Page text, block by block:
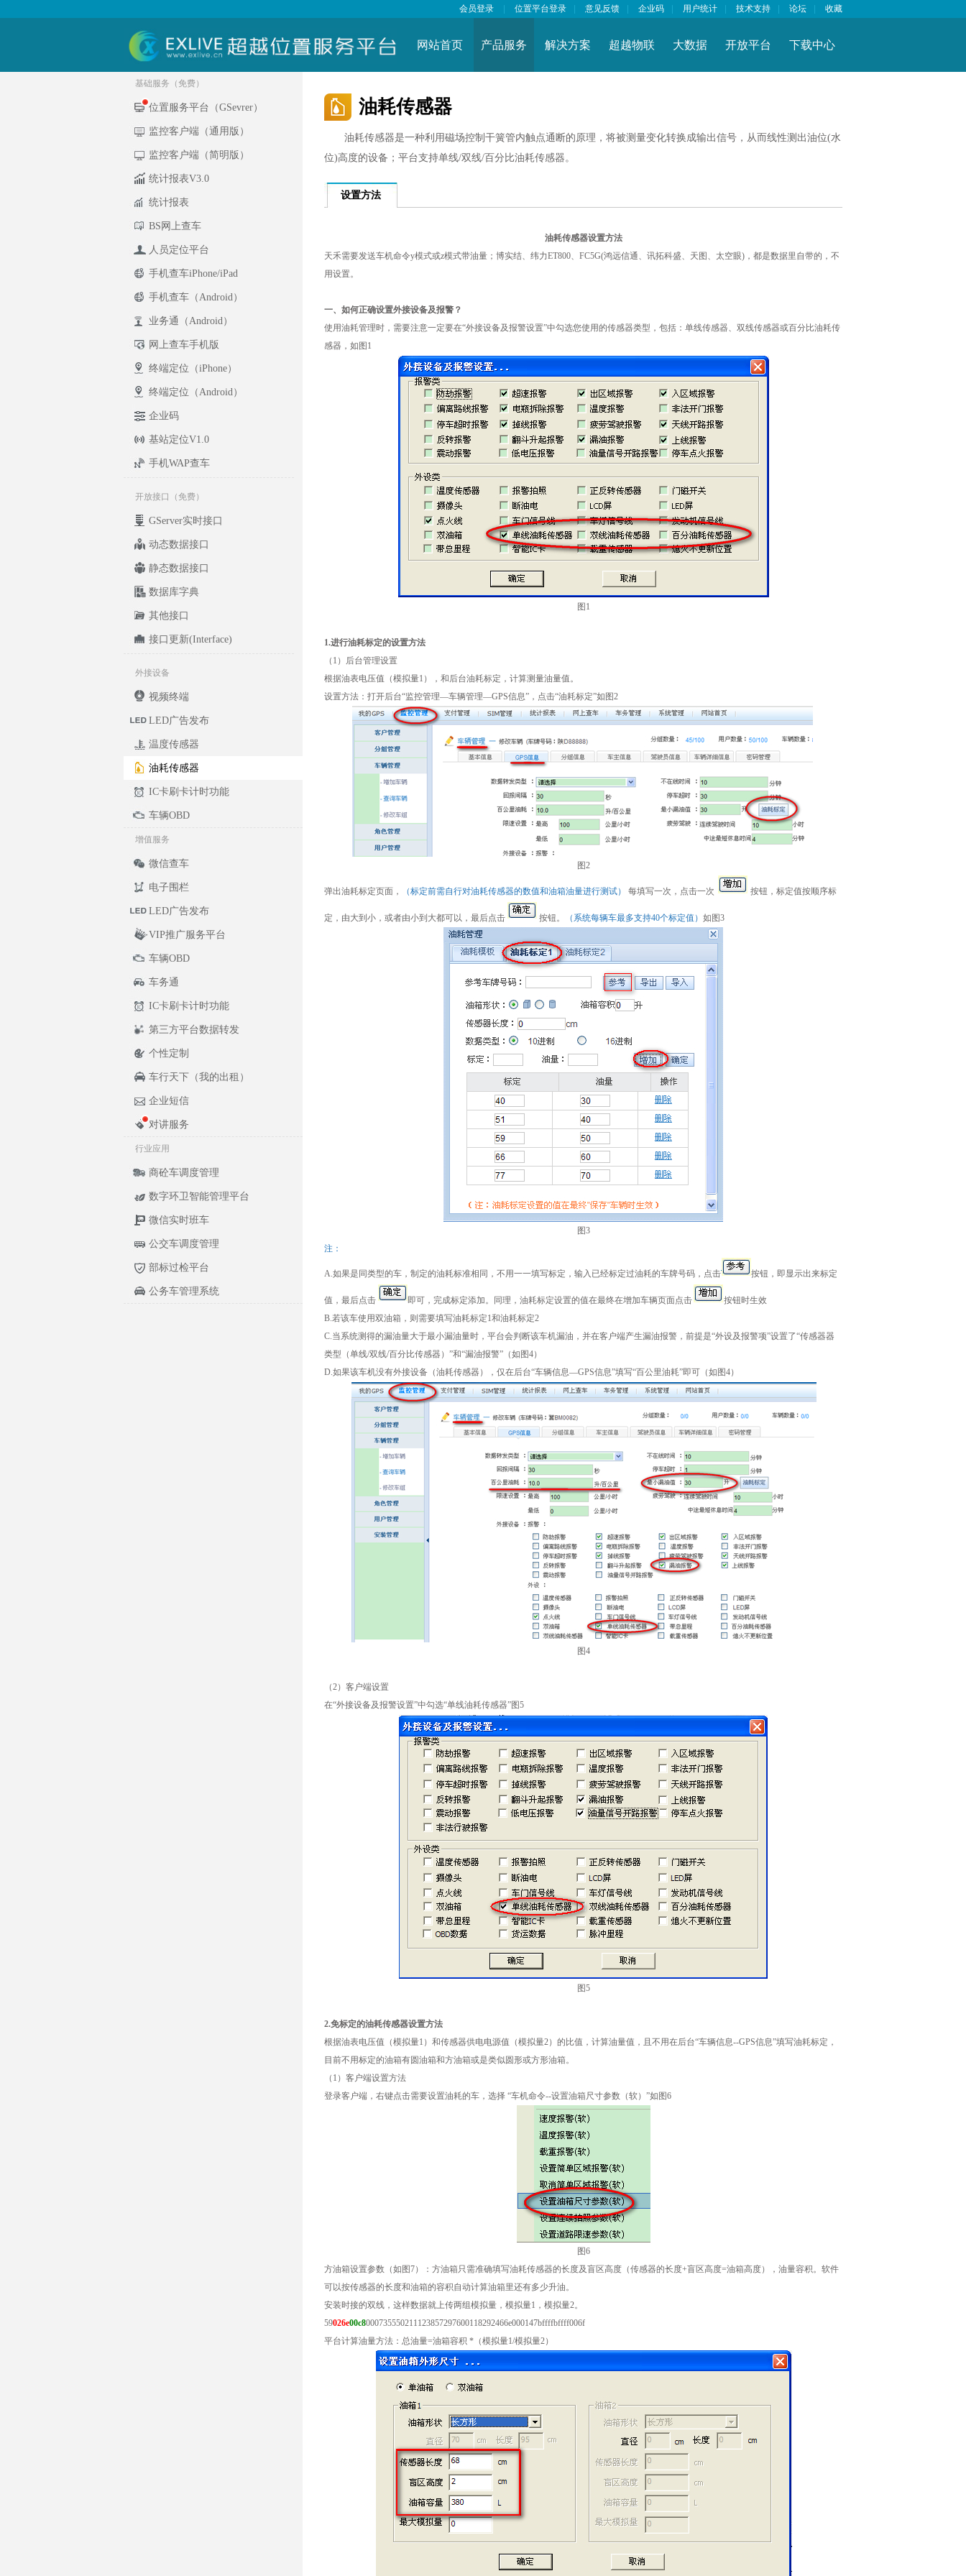
会员登录 位置平台登录 意见反馈 企业码 用户统计 技术支持 论坛 收藏
网站首页 产品服务 解决方案 超越物联 大数据 开放平台 下载中心
基础服务（免费）
位置服务平台（GSevrer）
监控客户端（通用版）
监控客户端（简明版）
统计报表V3.0
统计报表
BS网上查车
人员定位平台
手机查车iPhone/iPad
手机查车（Android）
业务通（Android）
网上查车手机版
终端定位（iPhone）
终端定位（Android）
企业码
基站定位V1.0
手机WAP查车
开放接口（免费）
GServer实时接口
动态数据接口
静态数据接口
数据库字典
其他接口
接口更新(Interface)
外接设备
视频终端
LED广告发布
温度传感器
油耗传感器
IC卡刷卡计时功能
车辆OBD
增值服务
微信查车
电子围栏
LED广告发布
VIP推广服务平台
车辆OBD
车务通
IC卡刷卡计时功能
第三方平台数据转发
个性定制
车行天下（我的出租）
企业短信
对讲服务
行业应用
商砼车调度管理
数字环卫智能管理平台
微信实时班车
公交车调度管理
部标过检平台
公务车管理系统
油耗传感器
油耗传感器是一种利用磁场控制干簧管内触点通断的原理，将被测量变化转换成输出信号，从而线性测出油位(水
位)高度的设备；平台支持单线/双线/百分比油耗传感器。
设置方法